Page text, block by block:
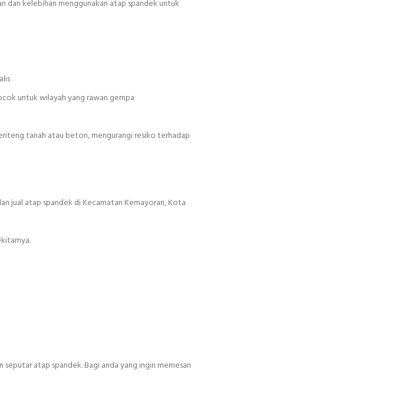
dan kelebihan menggunakan atap spandek untuk
untuk wilayah yang rawan gempa
tanah atau beton, mengurangi resiko terhadap
jual atap spandek di Kecamatan Kemayoran, Kota
atap spandek. Bagi anda yang ingin memesan